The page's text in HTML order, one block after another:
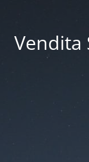
Vendita